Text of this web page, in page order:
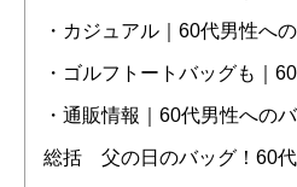
・カジュアル｜60代男性へ
・ゴルフトートバッグも｜
・通販情報｜60代男性への
総括 父の日のバッグ！60